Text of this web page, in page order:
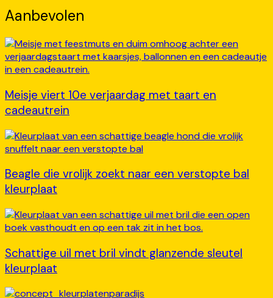
Aanbevolen
Meisje viert 10e verjaardag met taart en
cadeautrein
Beagle die vrolijk zoekt naar een verstopte bal
kleurplaat
Schattige uil met bril vindt glanzende sleutel
kleurplaat